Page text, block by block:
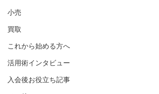
小売
買取
これから始める方へ
活用術インタビュー
入会後お役立ち記事